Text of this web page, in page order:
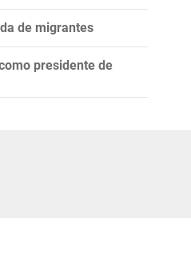
de migrantes
presidente de